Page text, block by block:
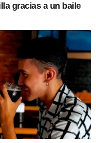
gracias a un baile